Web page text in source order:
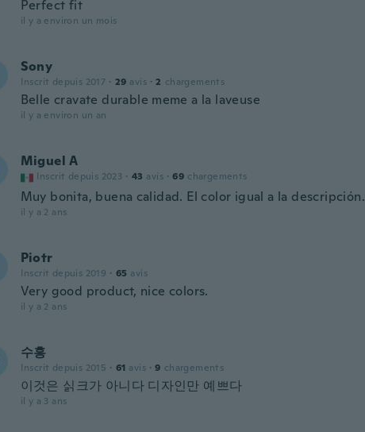
Perfect fit
il y a environ un mois
Sony
Inscrit depuis 2017 · 29 avis · 2 chargements
Belle cravate durable meme a la laveuse
il y a environ un an
Miguel A
Inscrit depuis 2023 · 43 avis · 69 chargements
Muy bonita, buena calidad. El color igual a la descripción.
il y a 2 ans
Piotr
Inscrit depuis 2019 · 65 avis
Very good product, nice colors.
il y a 2 ans
수홍
Inscrit depuis 2015 · 61 avis · 9 chargements
이것은 싥크가 아니다 디자인만 예쁘다
il y a 3 ans